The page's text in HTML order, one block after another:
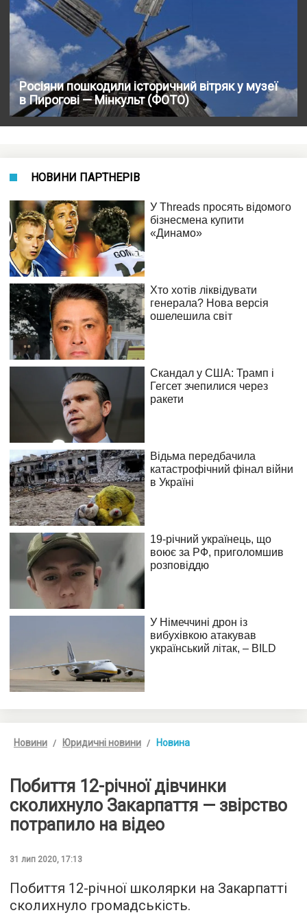
Росіяни пошкодили історичний вітряк у музеї
в Пирогові — Мінкульт (ФОТО)
НОВИНИ ПАРТНЕРІВ
Новини Юридичні новини Новина
Побиття 12-річної дівчинки
сколихнуло Закарпаття — звірство
потрапило на відео
31 лип 2020, 17:13
Побиття 12-річної школярки на Закарпатті
сколихнуло громадськість.